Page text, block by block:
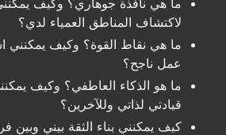
ما هي نافذة جوهاري؟ وكيف
لاكتشاف المناطق العمياء لدي؟
ما هي نقاط القوة؟ وكيف يمكنني
عمل ناجح؟
ما هو الذكاء العاطفي؟ وكيف
قيادتي لذاتي وللآخرين؟
كيف يمكنني بناء الثقة بيني وبين